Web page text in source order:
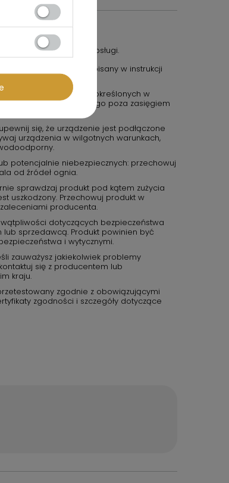
funkcją i instrukcją obsługi.
wyłącznie w sposób opisany w instrukcji
producenta.
zasad bezpieczeństwa określonych w
Należy przechowywać go poza zasięgiem
się, że urządzenie jest podłączone
urządzenia w wilgotnych warunkach,
potencjalnie niebezpiecznych: przechowuj
od źródeł ognia.
sprawdzaj produkt pod kątem zużycia
uszkodzony. Przechowuj produkt w
producenta.
dotyczących bezpieczeństwa
sprzedawcą. Produkt powinien być
i wytycznymi.
zauważysz jakiekolwiek problemy
się z producentem lub
kraju.
zgodnie z obowiązującymi
zgodności i szczegóły dotyczące